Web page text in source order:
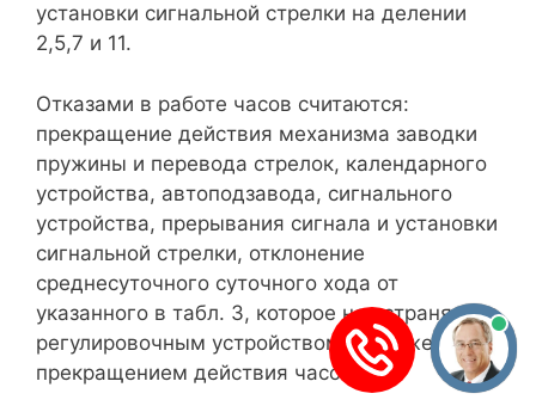
установки сигнальной стрелки на делении
2,5,7 и 11.
Отказами в работе часов считаются:
прекращение действия механизма заводки
пружины и перевода стрелок, календарного
устройства, автоподзавода, сигнального
устройства, прерывания сигнала и установки
сигнальной стрелки, отклонение
среднесуточного суточного хода от
указанного в табл. 3, которое не устраняется
регулировочным устройством, а также
прекращением действия часов.